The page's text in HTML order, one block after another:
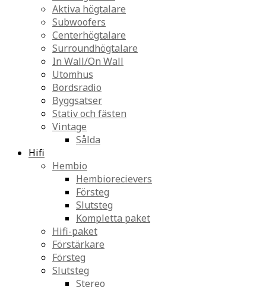
Aktiva högtalare
Subwoofers
Centerhögtalare
Surroundhögtalare
In Wall/On Wall
Utomhus
Bordsradio
Byggsatser
Stativ och fästen
Vintage
Sålda
Hifi
Hembio
Hembiorecievers
Försteg
Slutsteg
Kompletta paket
Hifi-paket
Förstärkare
Försteg
Slutsteg
Stereo